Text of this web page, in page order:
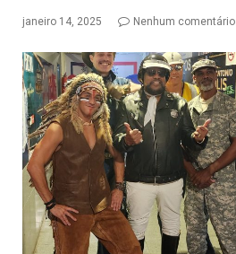
janeiro 14, 2025 Nenhum comentário